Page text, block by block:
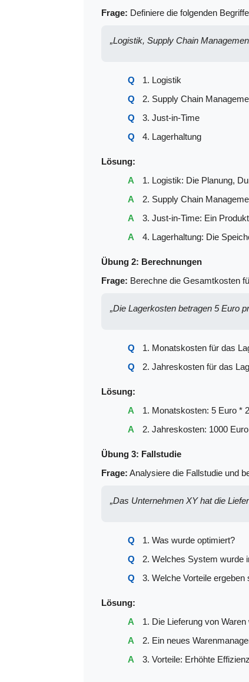
Frage: Definiere die folgenden
„Logistik, Supply Chain
1. Logistik
2. Supply Chain
3. Just-in-Time
4. Lagerhaltung
Lösung:
1. Logistik: Die Planung,
2. Supply Chain
3. Just-in-Time: Ein
4. Lagerhaltung: Die
Übung 2: Berechnungen
Frage: Berechne die Gesamtkosten
„Die Lagerkosten betragen 5 Euro
1. Monatskosten für das
2. Jahreskosten für das
Lösung:
1. Monatskosten: 5 Euro *
2. Jahreskosten: 1000
Übung 3: Fallstudie
Frage: Analysiere die Fallstudie und
„Das Unternehmen XY hat die
1. Was wurde optimiert?
2. Welches System wurde
3. Welche Vorteile
Lösung:
1. Die Lieferung von
2. Ein neues
3. Vorteile: Erhöhte